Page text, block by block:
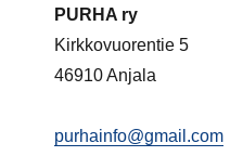
PURHA ry
Kirkkovuorentie 5
46910 Anjala
purhainfo@gmail.com